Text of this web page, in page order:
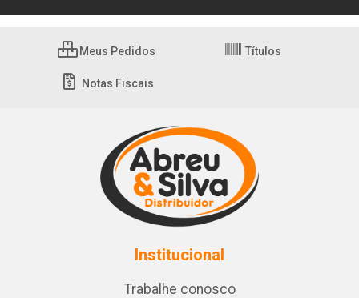
Meus Pedidos Títulos
Notas Fiscais
Institucional
Trabalhe conosco